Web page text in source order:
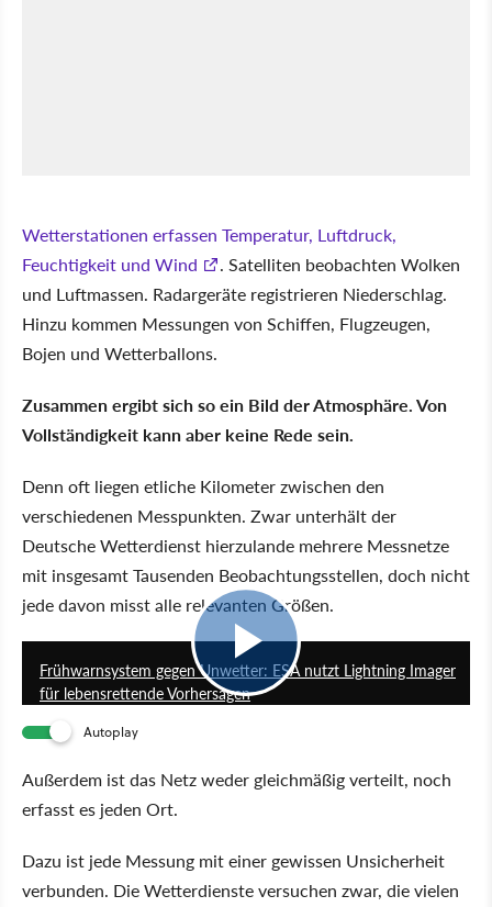
Wetterstationen erfassen Temperatur, Luftdruck,
Feuchtigkeit und Wind
. Satelliten beobachten Wolken
und Luftmassen. Radargeräte registrieren Niederschlag.
Hinzu kommen Messungen von Schiffen, Flugzeugen,
Bojen und Wetterballons.
Zusammen ergibt sich so ein Bild der Atmosphäre. Von
Vollständigkeit kann aber keine Rede sein.
Denn oft liegen etliche Kilometer zwischen den
verschiedenen Messpunkten. Zwar unterhält der
Deutsche Wetterdienst hierzulande mehrere Messnetze
mit insgesamt Tausenden Beobachtungsstellen, doch nicht
jede davon misst alle relevanten Größen.
Frühwarnsystem gegen Unwetter: ESA nutzt Lightning Imager
für lebensrettende Vorhersagen
Autoplay
Außerdem ist das Netz weder gleichmäßig verteilt, noch
erfasst es jeden Ort.
Dazu ist jede Messung mit einer gewissen Unsicherheit
verbunden. Die Wetterdienste versuchen zwar, die vielen